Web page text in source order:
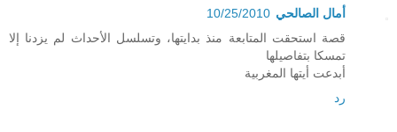
أمال الصالحي 10/25/2010
قصة استحقت المتابعة منذ بدايتها، وتسلسل الأحداث لم يزدنا إلا
تمسكا بتفاصيلها
أبدعت أيتها المغربية
رد